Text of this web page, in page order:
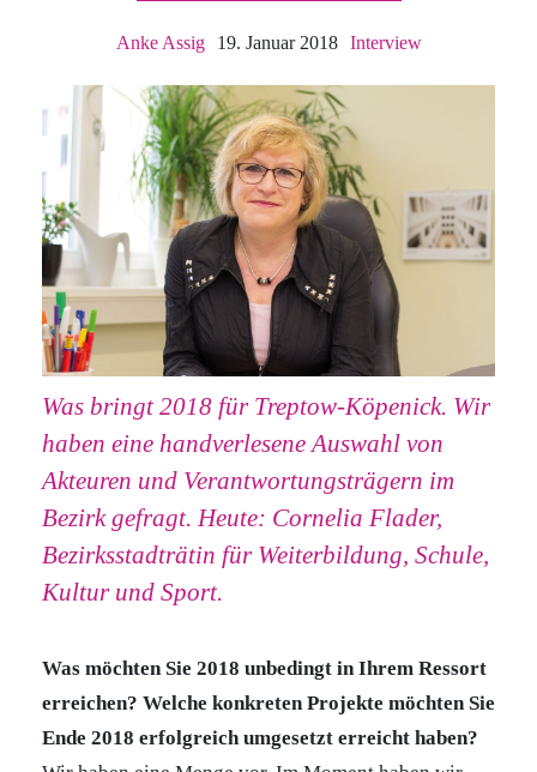
Anke Assig 19. Januar 2018 Interview
Was bringt 2018 für Treptow-Köpenick. Wir
haben eine handverlesene Auswahl von
Akteuren und Verantwortungsträgern im
Bezirk gefragt. Heute: Cornelia Flader,
Bezirksstadträtin für Weiterbildung, Schule,
Kultur und Sport.
Was möchten Sie 2018 unbedingt in Ihrem Ressort
erreichen? Welche konkreten Projekte möchten Sie
Ende 2018 erfolgreich umgesetzt erreicht haben?